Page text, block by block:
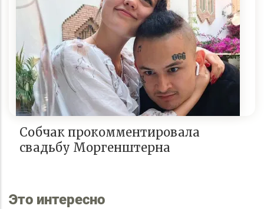
Собчак прокомментировала
свадьбу Моргенштерна
Это интересно